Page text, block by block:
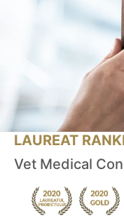
LAUREAT
Vet Medical